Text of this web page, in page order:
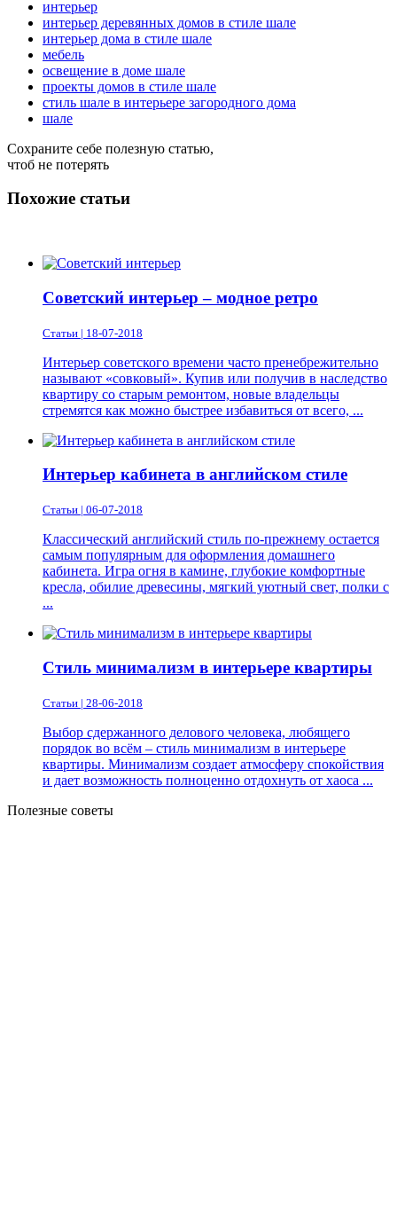
интерьер
интерьер деревянных домов в стиле шале
интерьер дома в стиле шале
мебель
освещение в доме шале
проекты домов в стиле шале
стиль шале в интерьере загородного дома
шале
Сохраните себе полезную статью,
чтоб не потерять
Похожие статьи
Советский интерьер – модное ретро
Статьи | 18-07-2018
Интерьер советского времени часто пренебрежительно
называют «совковый». Купив или получив в наследство
квартиру со старым ремонтом, новые владельцы
стремятся как можно быстрее избавиться от всего, ...
Интерьер кабинета в английском стиле
Статьи | 06-07-2018
Классический английский стиль по-прежнему остается
самым популярным для оформления домашнего
кабинета. Игра огня в камине, глубокие комфортные
кресла, обилие древесины, мягкий уютный свет, полки с
...
Стиль минимализм в интерьере квартиры
Статьи | 28-06-2018
Выбор сдержанного делового человека, любящего
порядок во всём – стиль минимализм в интерьере
квартиры. Минимализм создает атмосферу спокойствия
и дает возможность полноценно отдохнуть от хаоса ...
Полезные советы